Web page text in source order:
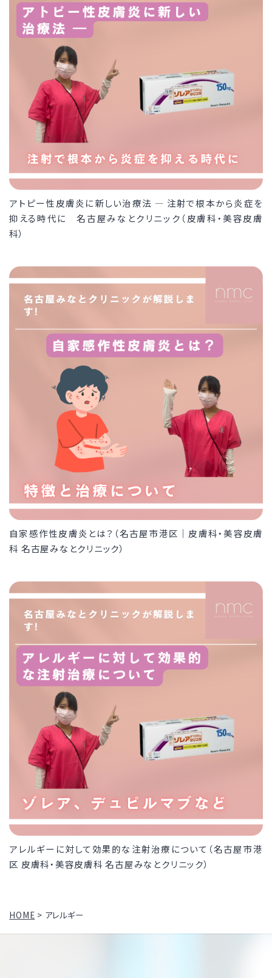
アトピー性皮膚炎に新しい治療法 ― 注射で根本から炎症を
抑える時代に 名古屋みなとクリニック（皮膚科・美容皮膚
科）
自家感作性皮膚炎とは？（名古屋市港区｜皮膚科・美容皮膚
科 名古屋みなとクリニック）
アレルギーに対して効果的な注射治療について（名古屋市港
区 皮膚科・美容皮膚科 名古屋みなとクリニック）
HOME > アレルギー